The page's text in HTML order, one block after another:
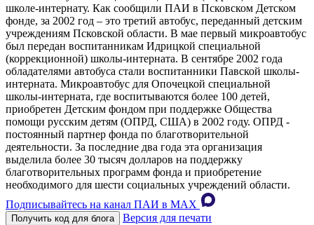
школе-интернату. Как сообщили ПАИ в Псковском Детском
фонде, за 2002 год – это третий автобус, переданный детским
учреждениям Псковской области. В мае первый микроавтобус
был передан воспитанникам Идрицкой специальной
(коррекционной) школы-интерната. В сентябре 2002 года
обладателями автобуса стали воспитанники Павской школы-
интерната. Микроавтобус для Опочецкой специальной
школы-интерната, где воспитываются более 100 детей,
приобретен Детским фондом при поддержке Общества
помощи русским детям (ОПРД, США) в 2002 году. ОПРД -
постоянный партнер фонда по благотворительной
деятельности. За последние два года эта организация
выделила более 30 тысяч долларов на поддержку
благотворительных программ фонда и приобретение
необходимого для шести социальных учреждений области.
Подписывайтесь на канал ПАИ в MAХ
Получить код для блога
Версия для печати